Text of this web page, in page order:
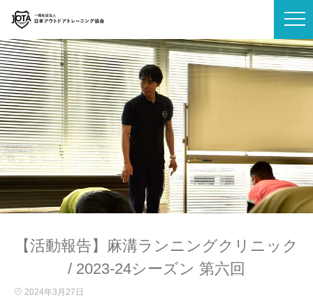
【活動報告】麻溝ランニングクリニック
/ 2023-24シーズン 第六回
2024年3月27日